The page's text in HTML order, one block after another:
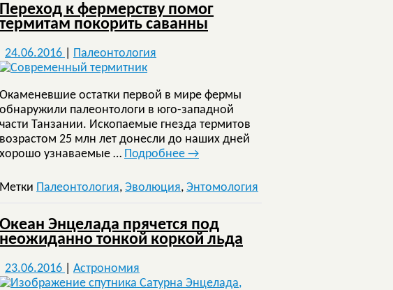
Переход к фермерству помог
термитам покорить саванны
24.06.2016 Палеонтология
Окаменевшие остатки первой в мире фермы
обнаружили палеонтологи в юго-западной
части Танзании. Ископаемые гнезда термитов
возрастом 25 млн лет донесли до наших дней
хорошо узнаваемые … Подробнее →
Метки Палеонтология, Эволюция, Энтомология
Океан Энцелада прячется под
неожиданно тонкой коркой льда
23.06.2016 Астрономия